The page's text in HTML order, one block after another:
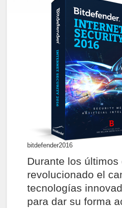
bitdefender2016
Durante los
revolucionado el
tecnologías
para dar su forma